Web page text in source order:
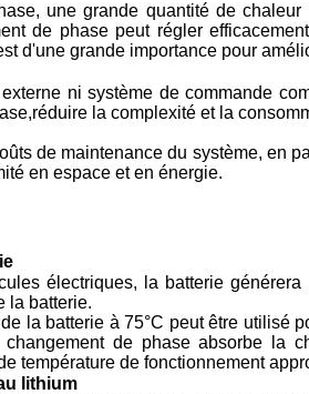
une grande quantité de
de phase peut régler
d'une grande importance pour
ni système de commande
la complexité et la
de maintenance du système, en
en espace et en énergie.
électriques, la batterie
la batterie.
la batterie à 75°C peut être
de phase absorbe la
température de fonctionnement
lithium